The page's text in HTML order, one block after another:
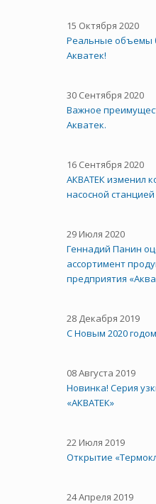
15 Октября 2020
Реальные объемы
Акватек!
30 Сентября 2020
Важное
Акватек.
16 Сентября 2020
АКВАТЕК изменил
насосной
29 Июля 2020
Геннадий Панин
ассортимент
предприятия
28 Декабря 2019
С Новым 2020
08 Августа 2019
Новинка! Серия
«АКВАТЕК»
22 Июля 2019
Открытие
24 Апреля 2019